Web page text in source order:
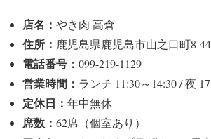
店名： やき肉 高倉
住所： 鹿児島県鹿児島市山之口町8-
電話番号： 099-219-1129
営業時間： ランチ 11:30～14:30 / 夜
定休日： 年中無休
席数： 62席（個室あり）